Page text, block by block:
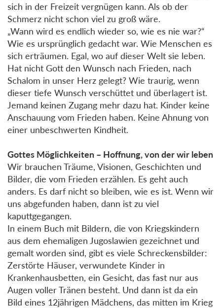
sich in der Freizeit vergnügen kann. Als ob der
Schmerz nicht schon viel zu groß wäre.
„Wann wird es endlich wieder so, wie es nie war?“
Wie es ursprünglich gedacht war. Wie Menschen es
sich erträumen. Egal, wo auf dieser Welt sie leben.
Hat nicht Gott den Wunsch nach Frieden, nach
Schalom in unser Herz gelegt? Wie traurig, wenn
dieser tiefe Wunsch verschüttet und überlagert ist.
Jemand keinen Zugang mehr dazu hat. Kinder keine
Anschauung vom Frieden haben. Keine Ahnung von
einer unbeschwerten Kindheit.
Gottes Möglichkeiten – Hoffnung, von der wir leben
Wir brauchen Träume, Visionen, Geschichten und
Bilder, die vom Frieden erzählen. Es geht auch
anders. Es darf nicht so bleiben, wie es ist. Wenn wir
uns abgefunden haben, dann ist zu viel
kaputtgegangen.
In einem Buch mit Bildern, die von Kriegskindern
aus dem ehemaligen Jugoslawien gezeichnet und
gemalt worden sind, gibt es viele Schreckensbilder:
Zerstörte Häuser, verwundete Kinder in
Krankenhausbetten, ein Gesicht, das fast nur aus
Augen voller Tränen besteht. Und dann ist da ein
Bild eines 12jährigen Mädchens, das mitten im Krieg